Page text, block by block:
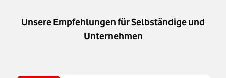
Unsere Empfehlungen für Selbständige und
Unternehmen